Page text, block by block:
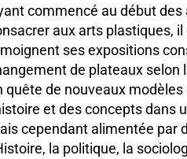
commencé au début
aux arts plastiques,
ses expositions
de plateaux selon
quête de nouveaux
et des concepts
cependant alimentée par
la politique, la